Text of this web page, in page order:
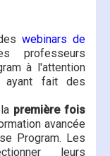
webinars de
professeurs
à l'attention
ayant fait des
première fois
avancée
Program. Les
leurs